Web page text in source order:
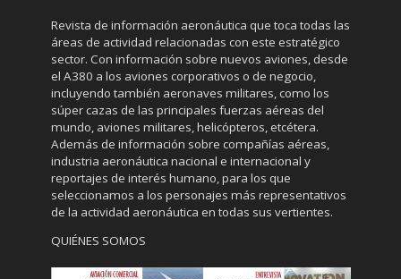
Revista de información aeronáutica que toca todas las
áreas de actividad relacionadas con este estratégico
sector. Con información sobre nuevos aviones, desde
el A380 a los aviones corporativos o de negocio,
incluyendo también aeronaves militares, como los
súper cazas de las principales fuerzas aéreas del
mundo, aviones militares, helicópteros, etcétera.
Además de información sobre compañías aéreas,
industria aeronáutica nacional e internacional y
reportajes de interés humano, para los que
seleccionamos a los personajes más representativos
de la actividad aeronáutica en todas sus vertientes.
QUIÉNES SOMOS